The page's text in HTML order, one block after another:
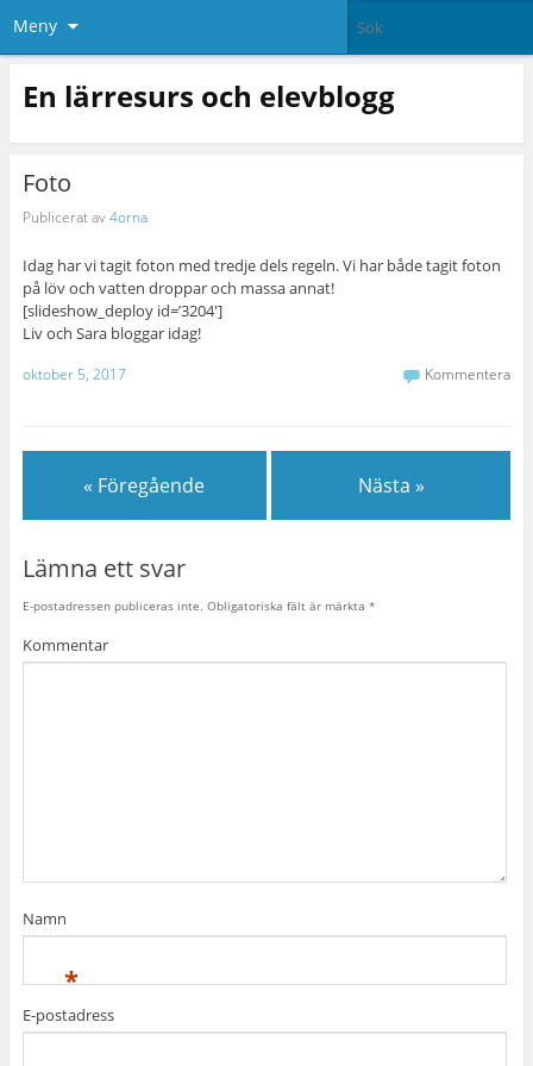
Meny
En lärresurs och elevblogg
Foto
Publicerat av4orna
Idag har vi tagit foton med tredje dels regeln. Vi har både tagit foton
på löv och vatten droppar och massa annat!
[slideshow_deploy id=’3204′]
Liv och Sara bloggar idag!
oktober 5, 2017 Kommentera
« Föregående Nästa »
Lämna ett svar
E-postadressen publiceras inte. Obligatoriska fält är märkta *
Kommentar
Namn
*
E-postadress